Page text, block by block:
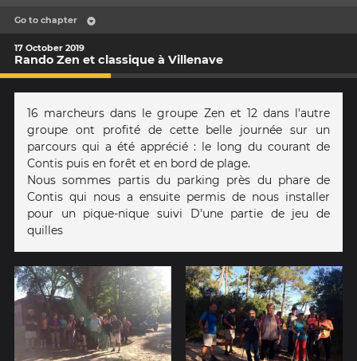
Go to chapter
17 October 2019
Rando Zen et classique à Villenave
16 marcheurs dans le groupe Zen et 12 dans l'autre
groupe ont profité de cette belle journée sur un
parcours qui a été apprécié : le long du courant de
Contis puis en forêt et en bord de plage.
Nous sommes partis du parking près du phare de
Contis qui nous a ensuite permis de nous installer
pour un pique-nique suivi D'une partie de jeu de
quilles